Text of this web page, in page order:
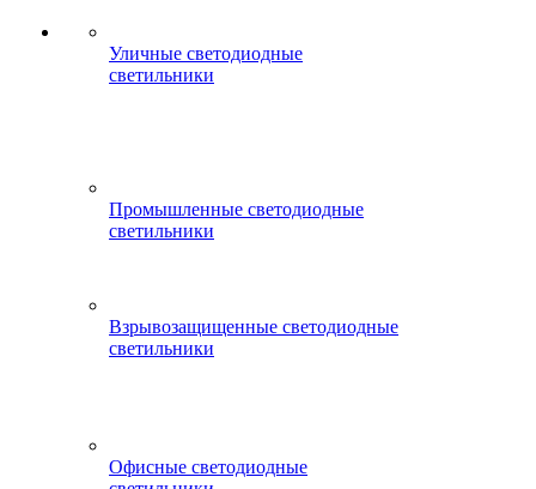
Уличные светодиодные
светильники
Промышленные светодиодные
светильники
Взрывозащищенные светодиодные
светильники
Офисные светодиодные